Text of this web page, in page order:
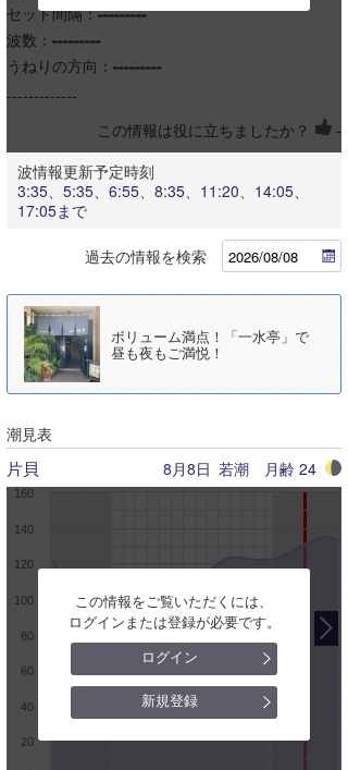
セット間隔：---------
波数：---------
うねりの方向：---------
-------------
この情報は役に立ちましたか？
-
波情報更新予定時刻
3:35、5:35、6:55、8:35、11:20、14:05、
17:05まで
過去の情報を検索
ボリューム満点！「一水亭」で
昼も夜もご満悦！
潮見表
片貝 8月8日 若潮月齢 24
この情報をご覧いただくには、
ログインまたは登録が必要です。
ログイン
新規登録
20
40
60
80
100
120
140
160
飯岡マンション下
椎名内安太郎下
旧かんぽ下
吉崎浜
堀川浜
波浪計・動画
本須賀
中里海岸
一松
エリアを選択
北海道